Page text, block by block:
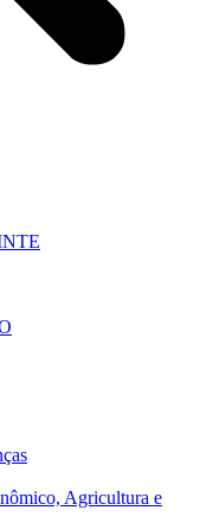
Agricultura e